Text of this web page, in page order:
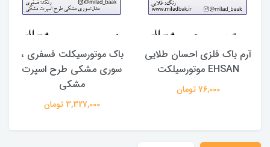
آرم باک فلزی احسان طلایی
EHSAN موتورسیلکت
76,000 تومان
باک موتورسیکلت فسفری ،
سوری مشکی طرح اسپرت
مشکی
3,327,000 تومان